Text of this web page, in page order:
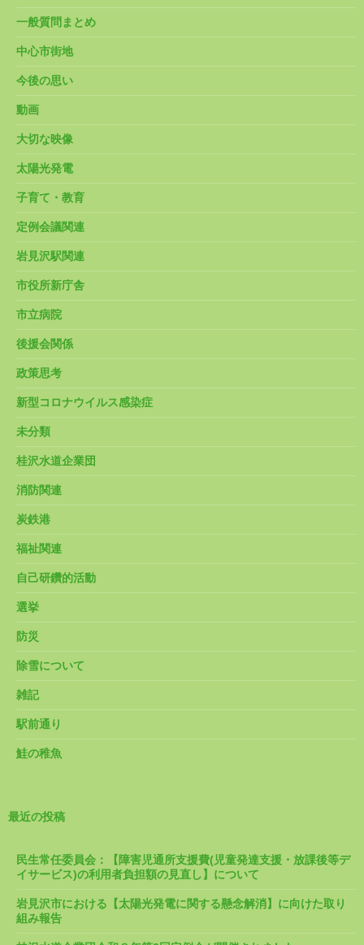
一般質問まとめ
中心市街地
今後の思い
動画
大切な映像
太陽光発電
子育て・教育
定例会議関連
岩見沢駅関連
市役所新庁舎
市立病院
後援会関係
政策思考
新型コロナウイルス感染症
未分類
桂沢水道企業団
消防関連
炭鉄港
福祉関連
自己研鑽的活動
選挙
防災
除雪について
雑記
駅前通り
鮭の稚魚
最近の投稿
民生常任委員会：【障害児通所支援費(児童発達支援・放課後等デ
イサービス)の利用者負担額の見直し】について
岩見沢市における【太陽光発電に関する懸念解消】に向けた取り
組み報告